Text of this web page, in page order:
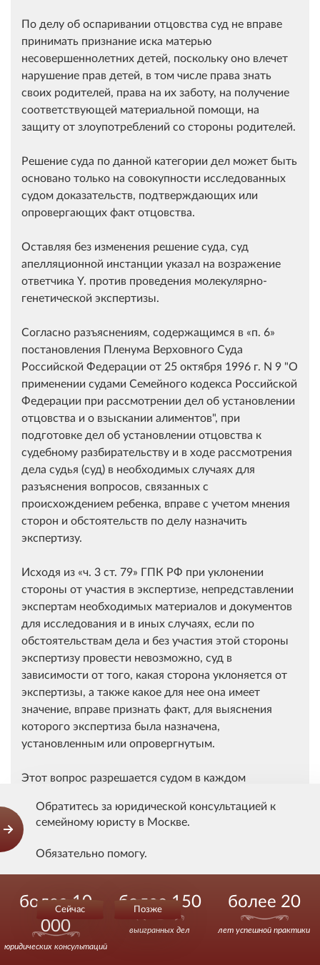
По делу об оспаривании отцовства суд не вправе
принимать признание иска матерью
несовершеннолетних детей, поскольку оно влечет
нарушение прав детей, в том числе права знать
своих родителей, права на их заботу, на получение
соответствующей материальной помощи, на
защиту от злоупотреблений со стороны родителей.
Решение суда по данной категории дел может быть
основано только на совокупности исследованных
судом доказательств, подтверждающих или
опровергающих факт отцовства.
Оставляя без изменения решение суда, суд
апелляционной инстанции указал на возражение
ответчика Y. против проведения молекулярно-
генетической экспертизы.
Согласно разъяснениям, содержащимся в
п. 6
постановления Пленума Верховного Суда
Российской Федерации от 25 октября 1996 г. N 9 "О
применении судами Семейного кодекса Российской
Федерации при рассмотрении дел об установлении
отцовства и о взыскании алиментов", при
подготовке дел об установлении отцовства к
судебному разбирательству и в ходе рассмотрения
дела судья (суд) в необходимых случаях для
разъяснения вопросов, связанных с
происхождением ребенка, вправе с учетом мнения
сторон и обстоятельств по делу назначить
экспертизу.
Исходя из ч. 3 ст. 79
ГПК РФ при уклонении
стороны от участия в экспертизе, непредставлении
экспертам необходимых материалов и документов
для исследования и в иных случаях, если по
обстоятельствам дела и без участия этой стороны
экспертизу провести невозможно, суд в
зависимости от того, какая сторона уклоняется от
экспертизы, а также какое для нее она имеет
значение, вправе признать факт, для выяснения
которого экспертиза была назначена,
установленным или опровергнутым.
Этот вопрос разрешается судом в каждом
сторона, по каким причинам не явилась на
экспертизу или не представила экспертам
необходимые предметы исследования, а также
какое значение для нее имеет заключение
доказательств в их совокупности.
Между тем согласно заявлению Y. именно она
отказалась от участия в экспертизе, однако
Обратитесь за юридической консультацией к
семейному юристу в Москве.
Обязательно помогу.
Сейчас Позже
более 10
000
юридических консультаций
более 150
выигранных дел
более 20
лет успешной практики